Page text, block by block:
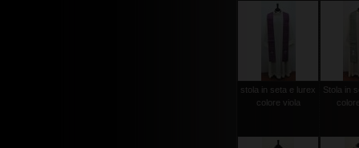
stola in seta e lurex
colore viola
Stola in